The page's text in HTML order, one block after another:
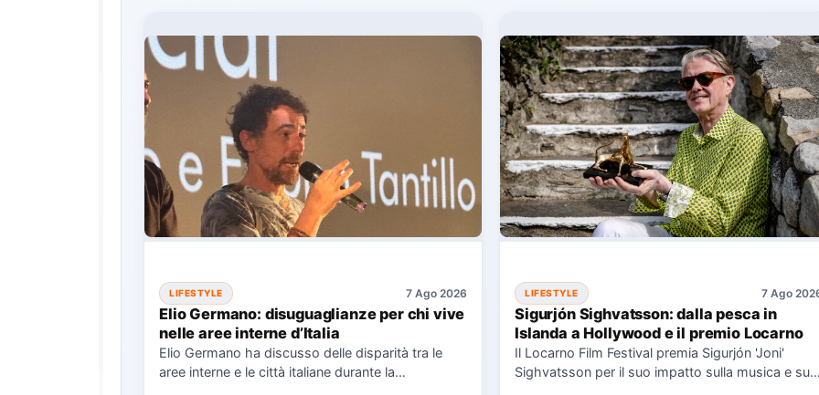
LIFESTYLE 7 Ago 2026
Elio Germano: disuguaglianze per chi vive
nelle aree interne d’Italia
Elio Germano ha discusso delle disparità tra le
aree interne e le città italiane durante la
LIFESTYLE 7 Ago
Sigurjón Sighvatsson: dalla pesca in
Islanda a Hollywood e il premio Locarno
Il Locarno Film Festival premia Sigurjón 'Joni'
Sighvatsson per il suo impatto sulla musica e sul